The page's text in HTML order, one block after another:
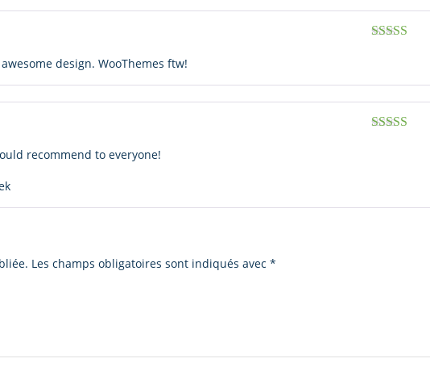
design. WooThemes ftw!
recommend to everyone!
Les champs obligatoires sont indiqués avec *